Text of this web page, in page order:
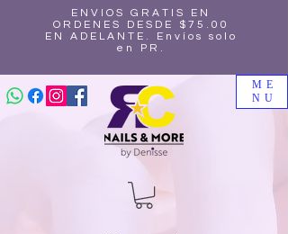
ENVIOS GRATIS EN
ORDENES DESDE $75.00
EN ADELANTE. Envíos solo
en PR.
ME
NU